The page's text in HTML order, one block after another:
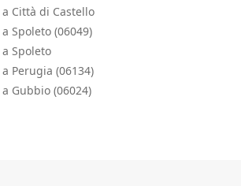
Città di Castello
Spoleto (06049)
Spoleto
Perugia (06134)
Gubbio (06024)